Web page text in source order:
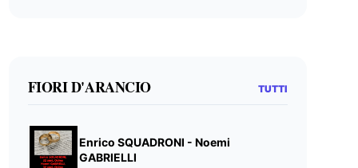
FIORI D'ARANCIO TUTTI
Enrico SQUADRONI - Noemi
GABRIELLI